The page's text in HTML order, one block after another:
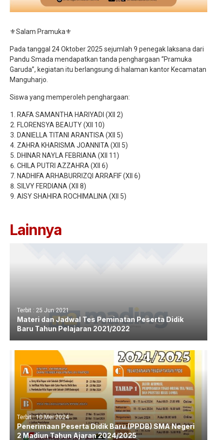
⚜Salam Pramuka⚜
Pada tanggal 24 Oktober 2025 sejumlah 9 penegak laksana dari
Pandu Smada mendapatkan tanda penghargaan “Pramuka
Garuda”, kegiatan itu berlangsung di halaman kantor Kecamatan
Manguharjo.
Siswa yang memperoleh penghargaan:
RAFA SAMANTHA HARIYADI (XII 2)
FLORENSYA BEAUTY (XII 10)
DANIELLA TITANI ARANTISA (XII 5)
ZAHRA KHARISMA JOANΝΙΤΑ (XII 5)
DHINAR NAYLA FEBRIANA (XII 11)
CHILA PUTRI AZZAHRA (XII 6)
NADHIFA ARHABURRIZQI ARRAFIF (XII 6)
SILVY FERDIANA (XII 8)
AISY SHAHIRA ROCHIMALINA (XII 5)
Lainnya
Terbit : 25 Jun 2021
Materi dan Jadwal Tes Peminatan Peserta Didik
Baru Tahun Pelajaran 2021/2022
Terbit : 10 Mei 2024
Penerimaan Peserta Didik Baru (PPDB) SMA Negeri
2 Madiun Tahun Ajaran 2024/2025